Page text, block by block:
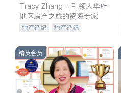
Tracy Zhang - 引领大华府
地区房产之旅的资深专家
地产经纪
地产经纪
商铺租售
开发商建商
精英会员